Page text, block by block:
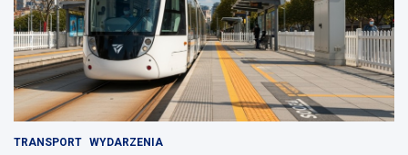
TRANSPORT WYDARZENIA